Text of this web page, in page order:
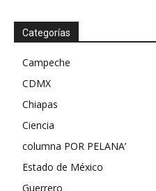
Categorías
Campeche
CDMX
Chiapas
Ciencia
columna POR PELANA’
Estado de México
Guerrero